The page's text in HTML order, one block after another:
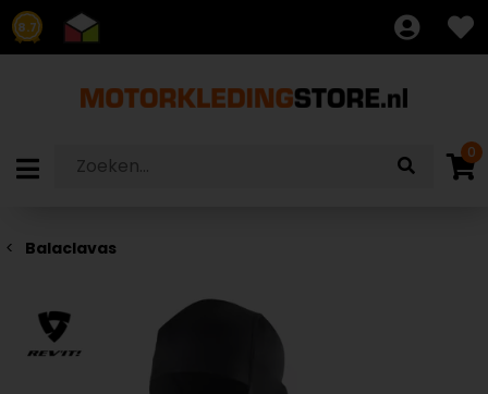
8.7
0
Balaclavas